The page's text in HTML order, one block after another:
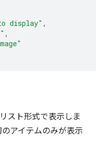
display" ,
,
スト形式で表示しま
アイテムのみが表示